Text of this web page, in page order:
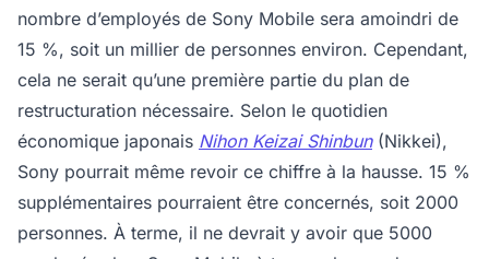
nombre d’employés de Sony Mobile sera amoindri de
15 %, soit un millier de personnes environ. Cependant,
cela ne serait qu’une première partie du plan de
restructuration nécessaire. Selon le quotidien
économique japonais Nihon Keizai Shinbun(Nikkei),
Sony pourrait même revoir ce chiffre à la hausse. 15 %
supplémentaires pourraient être concernés, soit 2000
personnes. À terme, il ne devrait y avoir que 5000